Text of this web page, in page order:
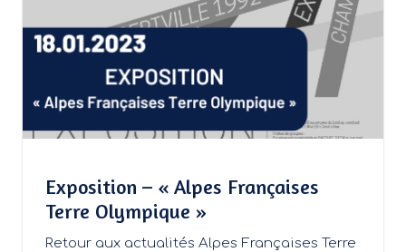
Exposition – « Alpes Françaises
Terre Olympique »
Retour aux actualités Alpes Françaises Terre